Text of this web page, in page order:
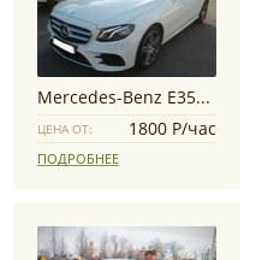
Mercedes-Benz E350 AMG
ЦЕНА ОТ: 1800 Р/час
ПОДРОБНЕЕ